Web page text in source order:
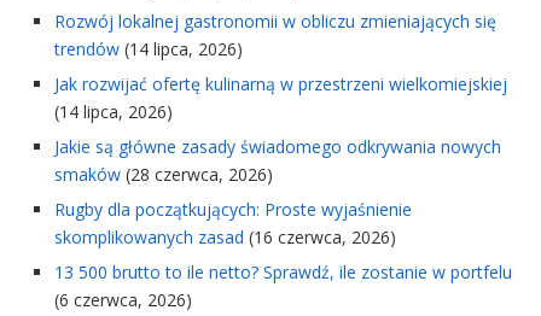
Rozwój lokalnej gastronomii w obliczu zmieniających się
trendów (14 lipca, 2026)
Jak rozwijać ofertę kulinarną w przestrzeni wielkomiejskiej
(14 lipca, 2026)
Jakie są główne zasady świadomego odkrywania nowych
smaków (28 czerwca, 2026)
Rugby dla początkujących: Proste wyjaśnienie
skomplikowanych zasad (16 czerwca, 2026)
13 500 brutto to ile netto? Sprawdź, ile zostanie w portfelu
(6 czerwca, 2026)